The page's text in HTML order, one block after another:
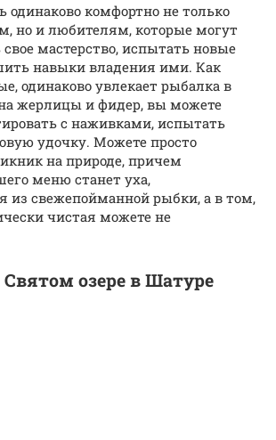
одинаково комфортно не только
но и любителям, которые могут
свое мастерство, испытать новые
навыки владения ими. Как
одинаково увлекает рыбалка в
жерлицы и фидер, вы можете
с наживками, испытать
удочку. Можете просто
на природе, причем
меню станет уха,
из свежепойманной рыбки, а в том,
чистая можете не
озере в Шатуре